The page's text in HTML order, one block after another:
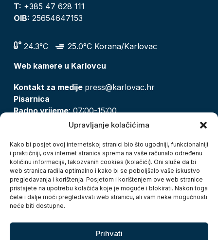
Upravljanje kolačićima
Kako bi posjet ovoj internetskoj stranici bio što ugodniji, funkcionalniji
i praktičniji, ova internet stranica sprema na vaše računalo određenu
količinu informacija, takozvanih cookies (kolačići). Oni služe da bi
web stranica radila optimalno i kako bi se poboljšalo vaše iskustvo
pregledavanja i korištenja. Posjetom i korištenjem ove web stranice
pristajete na upotrebu kolačića koje je moguće i blokirati. Nakon toga
ćete i dalje moći pregledavati web stranicu, ali vam neke mogućnosti
neće biti dostupne.
Prihvati
T: +385 47 628 111
OIB: 25654647153
24.3°C
25.0°C Korana/Karlovac
Web kamere u Karlovcu
Kontakt za medije press@karlovac.hr
Pisarnica
Radno vrijeme: 07:00-15:00
pisarnica@karlovac.hr
Zaštita osobnih podataka
Pristup informacijama
Kolačići
Izjava o pristupačnosti
Turistička zajednica grada Karlovca